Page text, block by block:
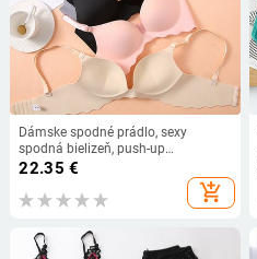
Dámske spodné prádlo, sexy
spodná bielizeň, push-up
podprsenky, bezšvové podprsenky,
dievčenské podprsenky, bezdrôtové,
braletky, dámske oblečenie, spodný
22.35 €
add_shopping_cart